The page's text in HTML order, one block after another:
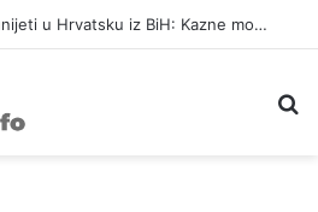
Šta od voća smijete unijeti u Hrvatsku iz BiH: Kazne mogu dostići 13.260 evra